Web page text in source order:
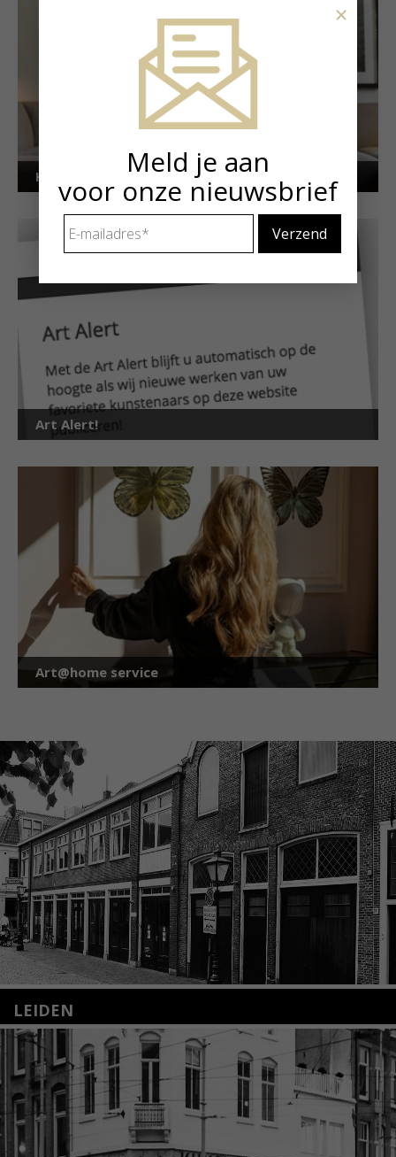
Kunstuitleen voor particulieren
Art Alert!
Art@home service
LEIDEN
Nieuwstraat 35
2312 KA Leiden
+31(0)71 – 52 84 480
info@kunsthuisleiden.nl
Lees meer
Meld je aan
voor onze nieuwsbrief
mailadres *
×